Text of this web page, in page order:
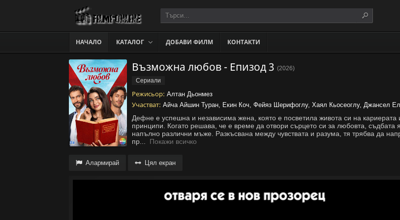
НАЧАЛО КАТАЛОГ ДОБАВИ ФИЛМ КОНТАКТИ
Възможна любов - Епизод 3 (2026)
Сериали
Режисьор: Алтан Дьонмез
Участват: Айча Айшин Туран, Екин Коч, Фейяз Шерифоглу, Хаял Кьосеоглу, Джансел
Дефне е успешна и независима жена, която е посветила живота си на кариерата
принципи. Когато решава, че е време да отвори сърцето си за любовта, съдбата
напълно различни мъже. Разкъсвана между чувствата и разума, тя трябва да
пр... Покажи всичко
Алармирай Цял екран